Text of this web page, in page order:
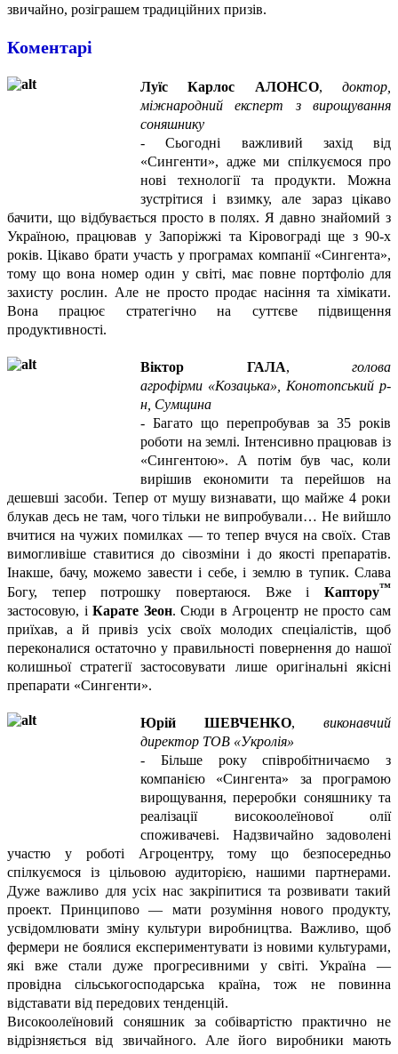
звичайно, розіграшем традиційних призів.
Коментарі
Луїс Карлос АЛОНСО,доктор,
міжнародний експерт з вирощування
соняшнику
- Сьогодні важливий захід від
«Сингенти», адже ми спілкуємося про
нові технології та продукти. Можна
зустрітися і взимку, але зараз цікаво
бачити, що відбувається просто в полях. Я давно знайомий з
Україною, працював у Запоріжжі та Кіровограді ще з 90-х
років. Цікаво брати участь у програмах компанії «Сингента»,
тому що вона номер один у світі, має повне портфоліо для
захисту рослин. Але не просто продає насіння та хімікати.
Вона працює стратегічно на суттєве підвищення
продуктивності.
Віктор ГАЛА, голова
агрофірми «Козацька», Конотопський р-
н, Сумщина
- Багато що перепробував за 35 років
роботи на землі. Інтенсивно працював із
«Сингентою». А потім був час, коли
вирішив економити та перейшов на
дешевші засоби. Тепер от мушу визнавати, що майже 4 роки
блукав десь не там, чого тільки не випробували… Не вийшло
вчитися на чужих помилках — то тепер вчуся на своїх. Став
вимогливіше ставитися до сівозміни і до якості препаратів.
Інакше, бачу, можемо завести і себе, і землю в тупик. Слава
Богу, тепер потрошку повертаюся. Вже і Каптору™
застосовую, іКарате Зеон. Сюди в Агроцентр не просто сам
приїхав, а й привіз усіх своїх молодих спеціалістів, щоб
переконалися остаточно у правильності повернення до нашої
колишньої стратегії застосовувати лише оригінальні якісні
препарати «Сингенти».
Юрій ШЕВЧЕНКО, виконавчий
директор ТОВ «Укролія»
- Більше року співробітничаємо з
компанією «Сингента» за програмою
вирощування, переробки соняшнику та
реалізації високоолеїнової олії
споживачеві. Надзвичайно задоволені
участю у роботі Агроцентру, тому що безпосередньо
спілкуємося із цільовою аудиторією, нашими партнерами.
Дуже важливо для усіх нас закріпитися та розвивати такий
проект. Принципово — мати розуміння нового продукту,
усвідомлювати зміну культури виробництва. Важливо, щоб
фермери не боялися експериментувати із новими культурами,
які вже стали дуже прогресивними у світі. Україна —
провідна сільськогосподарська країна, тож не повинна
відставати від передових тенденцій.
Високоолеїновий соняшник за собівартістю практично не
відрізняється від звичайного. Але його виробники мають